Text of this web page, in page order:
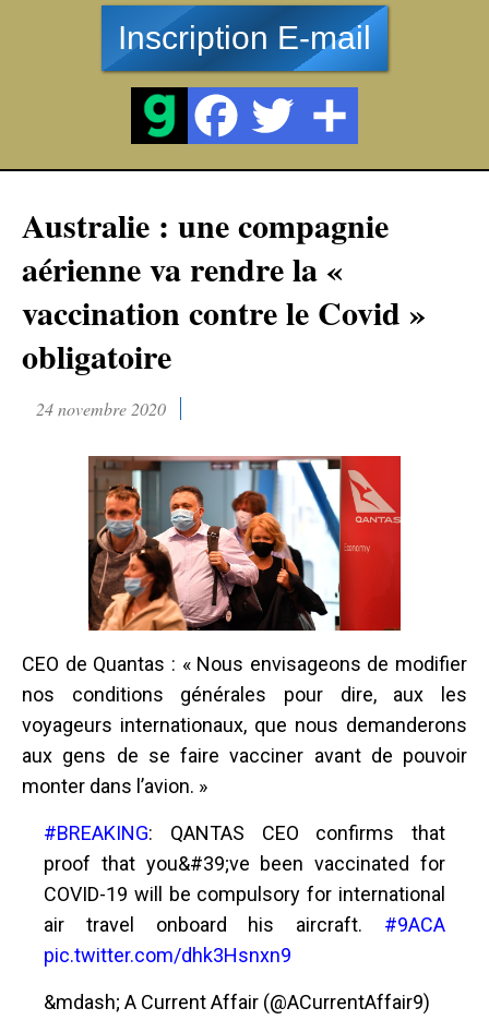
Inscription E-mail
Australie : une compagnie
aérienne va rendre la «
vaccination contre le Covid »
obligatoire
24 novembre 2020
CEO de Quantas : « Nous envisageons de modifier
nos conditions générales pour dire, aux les
voyageurs internationaux, que nous demanderons
aux gens de se faire vacciner avant de pouvoir
monter dans l’avion. »
#BREAKING: QANTAS CEO confirms that
proof that you&#39;ve been vaccinated for
COVID-19 will be compulsory for international
air travel onboard his aircraft. #9ACA
pic.twitter.com/dhk3Hsnxn9
&mdash; A Current Affair (@ACurrentAffair9)